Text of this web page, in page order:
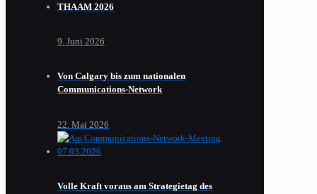
THAAM 2026
9. Juni 2026
Von Calgary bis zum nationalen
Communications-Network
22. Mai 2026
Volle Kraft voraus am Strategietag des